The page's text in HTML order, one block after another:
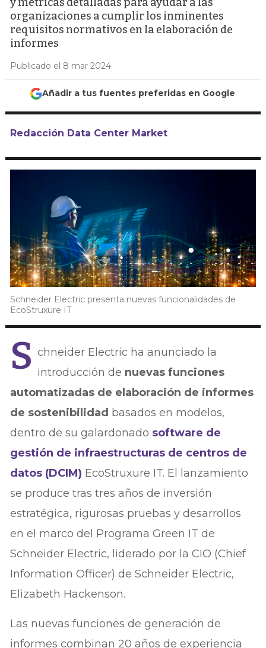
organizaciones a cumplir los inminentes
requisitos normativos en la elaboración de
informes
Publicado el 8 mar 2024
Añadir a tus fuentes preferidas en Google
Redacción Data Center Market
Schneider Electric presenta nuevas funcionalidades de
EcoStruxure IT
S chneider Electric ha anunciado la
introducción de nuevas funciones
automatizadas de elaboración de informes
de sostenibilidad basados en modelos,
dentro de su galardonado software de
gestión de infraestructuras de centros de
datos (DCIM) EcoStruxure IT. El lanzamiento
se produce tras tres años de inversión
estratégica, rigurosas pruebas y desarrollos
en el marco del Programa Green IT de
Schneider Electric, liderado por la CIO (Chief
Information Officer) de Schneider Electric,
Elizabeth Hackenson.
Las nuevas funciones de generación de
informes combinan 20 años de experiencia